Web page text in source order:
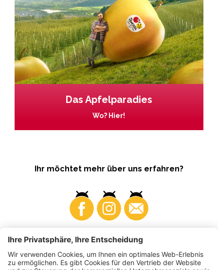
Das Apfelparadies
Wo? Hier!
Ihr möchtet mehr über uns erfahren?
Business Produzenten